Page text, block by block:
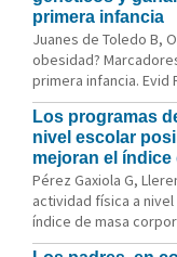
primera infancia
Juanes de Toledo B,
obesidad?
primera infancia. Evid
Los programas
nivel escolar
mejoran el índice
Pérez Gaxiola G,
actividad física a
índice de masa